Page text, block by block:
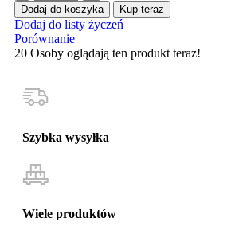
Dodaj do koszyka Kup teraz
Dodaj do listy życzeń
Porównanie
20 Osoby oglądają ten produkt teraz!
Szybka wysyłka
Wiele produktów